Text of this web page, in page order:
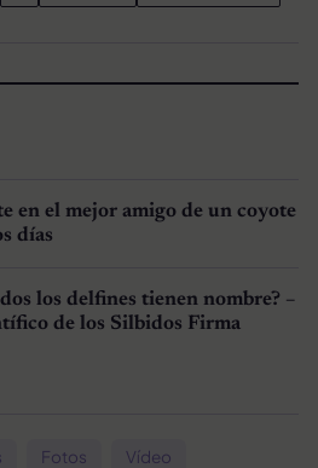
en el mejor amigo de un coyote
días
los delfines tienen nombre? –
de los Silbidos Firma
Fotos Vídeo